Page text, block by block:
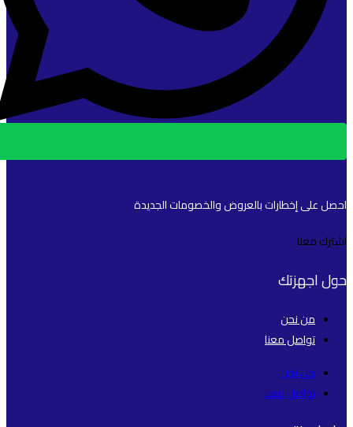
احصل على إخطارات بالعروض والخصومات الجديدة
اشترك معنا
حول اجهزتك
من نحن
تواصل معنا
من نحن
تواصل معنا